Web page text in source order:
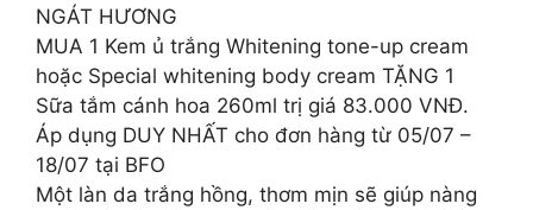
NGÁT HƯƠNG
MUA 1 Kem ủ trắng Whitening tone-up cream
hoặc Special whitening body cream TẶNG 1
Sữa tắm cánh hoa 260ml trị giá 83.000 VNĐ.
Áp dụng DUY NHẤT cho đơn hàng từ 05/07 –
18/07 tại BFO
Một làn da trắng hồng, thơm mịn sẽ giúp nàng